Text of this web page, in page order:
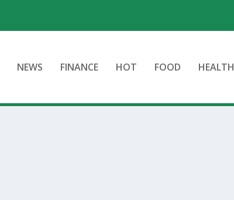
NEWS FINANCE HOT FOOD HEALTH